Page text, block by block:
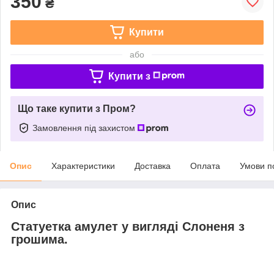
₴
Купити
або
Купити з
Що таке купити з Пром?
Замовлення під захистом
Опис Характеристики Доставка Оплата Умови
Опис
Статуетка амулет у вигляді Слоненя з
грошима.